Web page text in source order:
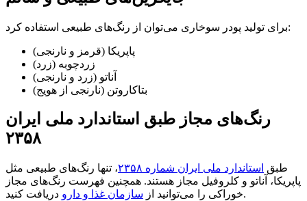
برای تولید پودر سوخاری می‌توان از رنگ‌های طبیعی استفاده کرد:
پاپریکا (قرمز و نارنجی)
زردچوبه (زرد)
آناتو (زرد و نارنجی)
بتاکاروتن (نارنجی از هویج)
رنگ‌های مجاز طبق استاندارد ملی ایران
۲۳۵۸
طبق استاندارد ملی ایران شماره ۲۳۵۸
، تنها رنگ‌های طبیعی مثل
پاپریکا، آناتو و کلروفیل مجاز هستند. همچنین فهرست رنگ‌های مجاز
خوراکی را می‌توانید از سازمان غذا و دارو دریافت کنید.